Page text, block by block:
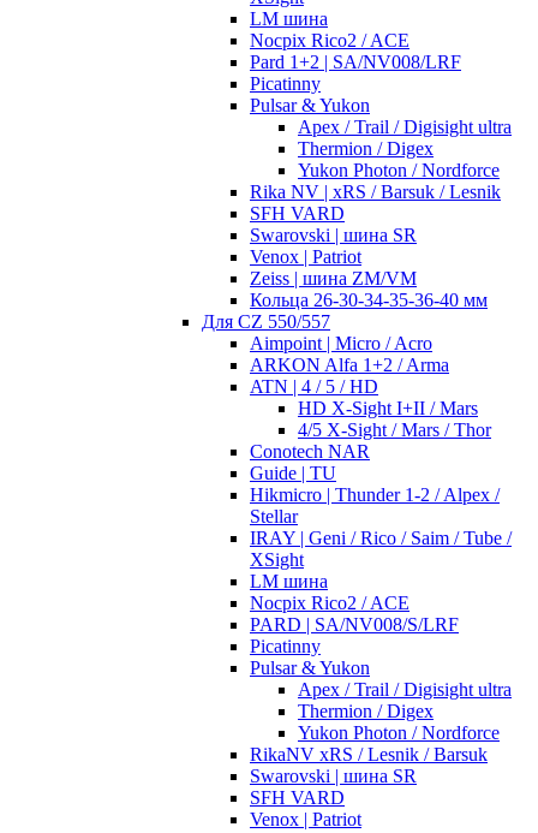
LM шина
Nocpix Rico2 / ACE
Pard 1+2 | SA/NV008/LRF
Picatinny
Pulsar & Yukon
Apex / Trail / Digisight ultra
Thermion / Digex
Yukon Photon / Nordforce
Rika NV | xRS / Barsuk / Lesnik
SFH VARD
Swarovski | шина SR
Venox | Patriot
Zeiss | шина ZM/VM
Кольца 26-30-34-35-36-40 мм
Для CZ 550/557
Aimpoint | Micro / Acro
ARKON Alfa 1+2 / Arma
ATN | 4 / 5 / HD
HD X-Sight I+II / Mars
4/5 X-Sight / Mars / Thor
Conotech NAR
Guide | TU
Hikmicro | Thunder 1-2 / Alpex /
Stellar
IRAY | Geni / Rico / Saim / Tube /
XSight
LM шина
Nocpix Rico2 / ACE
PARD | SA/NV008/S/LRF
Picatinny
Pulsar & Yukon
Apex / Trail / Digisight ultra
Thermion / Digex
Yukon Photon / Nordforce
RikaNV xRS / Lesnik / Barsuk
Swarovski | шина SR
SFH VARD
Venox | Patriot